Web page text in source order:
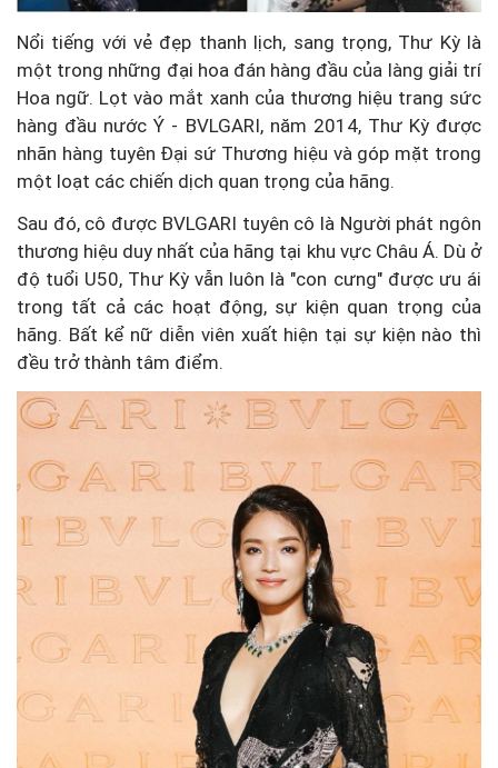
Nổi tiếng với vẻ đẹp thanh lịch, sang trọng, Thư Kỳ là
một trong những đại hoa đán hàng đầu của làng giải trí
Hoa ngữ. Lọt vào mắt xanh của thương hiệu trang sức
hàng đầu nước Ý - BVLGARI, năm 2014, Thư Kỳ được
nhãn hàng tuyên Đại sứ Thương hiệu và góp mặt trong
một loạt các chiến dịch quan trọng của hãng.
Sau đó, cô được BVLGARI tuyên cô là Người phát ngôn
thương hiệu duy nhất của hãng tại khu vực Châu Á. Dù ở
độ tuổi U50, Thư Kỳ vẫn luôn là "con cưng" được ưu ái
trong tất cả các hoạt động, sự kiện quan trọng của
hãng. Bất kể nữ diễn viên xuất hiện tại sự kiện nào thì
đều trở thành tâm điểm.